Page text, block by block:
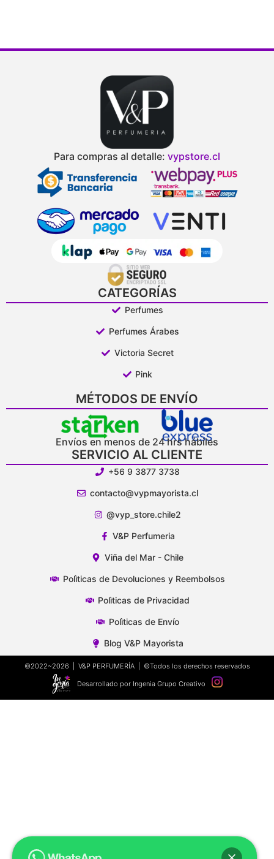
Para compras al detalle: vypstore.cl
CATEGORÍAS
Perfumes
Perfumes Árabes
Victoria Secret
Pink
MÉTODOS DE ENVÍO
Envíos en menos de 24 hrs hábiles
SERVICIO AL CLIENTE
+56 9 3877 3738
contacto@vypmayorista.cl
@vyp_store.chile2
V&P Perfumeria
Viña del Mar - Chile
Polìticas de Devoluciones y Reembolsos
Polìticas de Privacidad
Polìticas de Envío
Blog V&P Mayorista
©2022~2026 | V&P PERFUMERÍA | ©Todos los derechos reservados
Desarrollado por Ingenia Grupo Creativo